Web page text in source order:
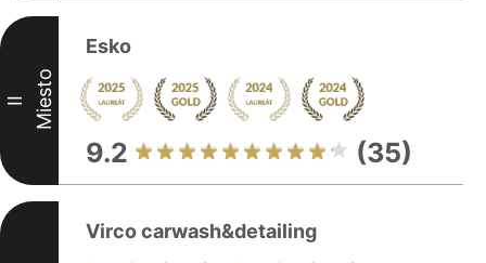
II Miesto
Esko
9.2 (35)
Virco carwash&detailing